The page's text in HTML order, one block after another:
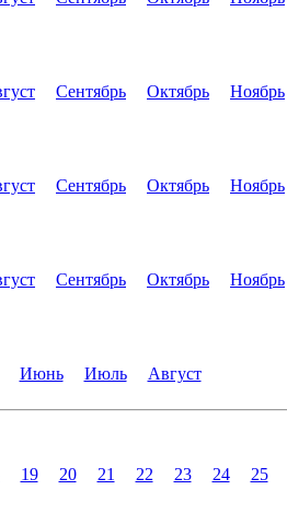
Сентябрь Октябрь Ноябрь
Сентябрь Октябрь Ноябрь
Сентябрь Октябрь Ноябрь
Июнь Июль Август
19 20 21 22 23 24 25